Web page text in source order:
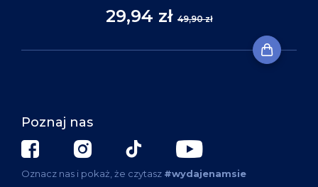
29,94 zł 49,90 zł
Poznaj nas
Oznacz nas i pokaż, że czytasz #wydajenamsie